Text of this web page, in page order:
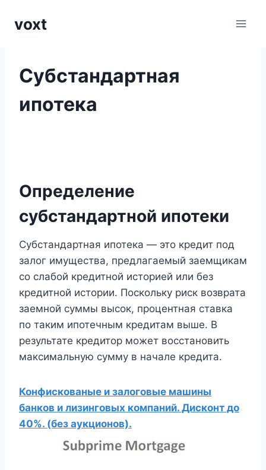
voxt
Субстандартная
ипотека
Определение
субстандартной ипотеки
Субстандартная ипотека — это кредит под
залог имущества, предлагаемый заемщикам
со слабой кредитной историей или без
кредитной истории. Поскольку риск возврата
заемной суммы высок, процентная ставка
по таким ипотечным кредитам выше. В
результате кредитор может восстановить
максимальную сумму в начале кредита.
Конфискованые и залоговые машины
банков и лизинговых компаний. Дисконт до
40%. (без аукционов).